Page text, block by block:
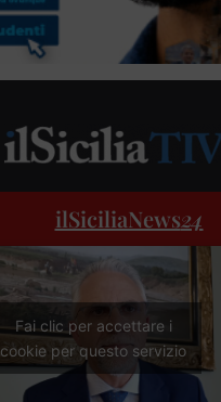
ilSiciliaNews24
Fai clic per accettare i
cookie per questo servizio